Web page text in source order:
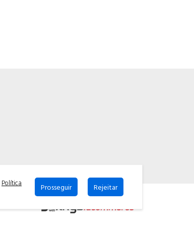
Powered by:
Política
Prosseguir Rejeitar